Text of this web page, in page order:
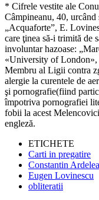
* Cifrele vestite ale
Câmpineanu, 40, urcând
„Acquaforte”, E.
care ţinea să-i trimită de
involuntar hazoase:
«University of London»,
Membru al Ligii contra
alergie la curentele de
şi pornografie(fiind
împotriva pornografiei
fobii la acest
engleză.
ETICHETE
Carti in pregatire
Constantin
Eugen Lovinescu
obliteratii